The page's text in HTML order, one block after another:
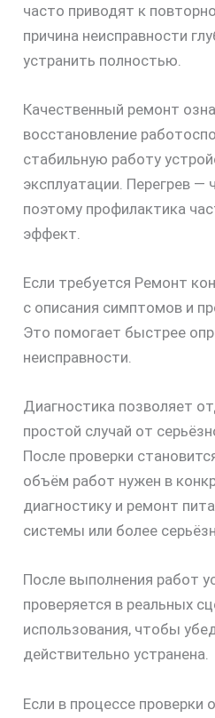
часто приводят к
причина неисправности
устранить полностью.
Качественный ремонт
восстановление
стабильную работу
эксплуатации. Перегрев —
поэтому профилактика
эффект.
Если требуется Ремонт
с описания симптомов и
Это помогает быстрее
неисправности.
Диагностика позволяет
простой случай от
После проверки
объём работ нужен в
диагностику и ремонт
системы или более
После выполнения работ
проверяется в реальных
использования, чтобы
действительно устранена.
Если в процессе проверки